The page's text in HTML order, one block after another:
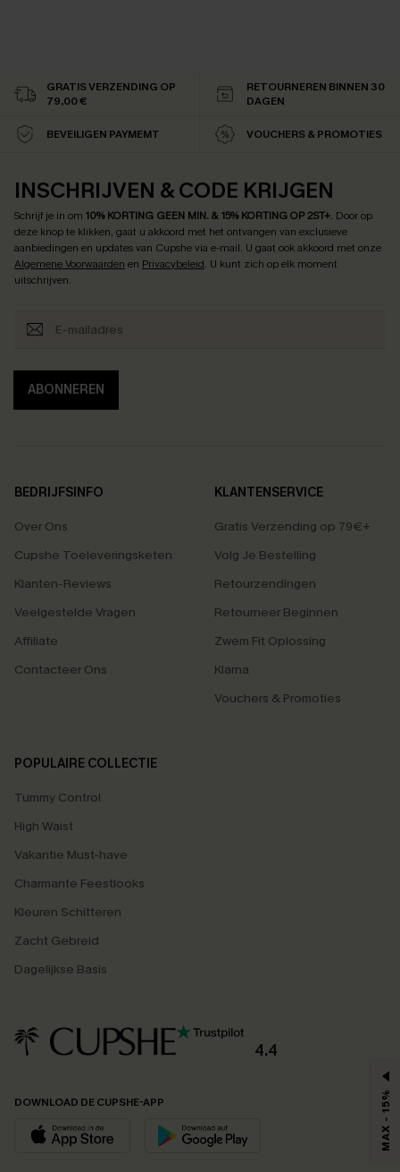
GRATIS VERZENDING OP
79,00 €
RETOURNEREN BINNEN 30
DAGEN
BEVEILIGEN PAYMEMT VOUCHERS & PROMOTIES
INSCHRIJVEN & CODE KRIJGEN
Schrijf je in om 10% KORTING GEEN MIN. & 15% KORTING OP 2ST+. Door op
deze knop te klikken, gaat u akkoord met het ontvangen van exclusieve
aanbiedingen en updates van Cupshe via e-mail. U gaat ook akkoord met onze
Algemene Voorwaarden en Privacybeleid. U kunt zich op elk moment
uitschrijven.
ABONNEREN
BEDRIJFSINFO
Over Ons
Cupshe Toeleveringsketen
Klanten-Reviews
Veelgestelde Vragen
Affiliate
Contacteer Ons
KLANTENSERVICE
Gratis Verzending op 79€+
Volg Je Bestelling
Retourzendingen
Retourneer Beginnen
Zwem Fit Oplossing
Klarna
Vouchers & Promoties
POPULAIRE COLLECTIE
Tummy Control
High Waist
Vakantie Must-have
Charmante Feestlooks
Kleuren Schitteren
Zacht Gebreid
Dagelijkse Basis
4.4
DOWNLOAD DE CUPSHE-APP MAX - 15%